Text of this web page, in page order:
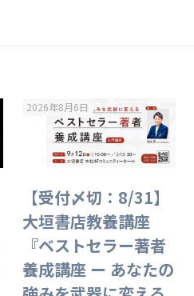
2026年8月6日
【受付〆切：8/31】
大垣書店教養講座
『ベストセラー著者
養成講座 ー あなたの